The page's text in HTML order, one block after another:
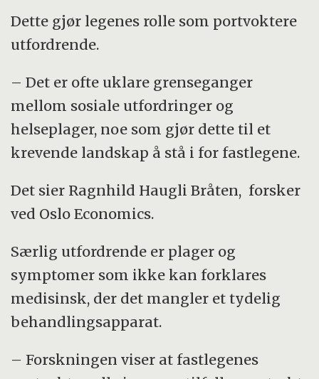
Dette gjør legenes rolle som portvoktere
utfordrende.
– Det er ofte uklare grenseganger
mellom sosiale utfordringer og
helseplager, noe som gjør dette til et
krevende landskap å stå i for fastlegene.
Det sier Ragnhild Haugli Bråten, forsker
ved Oslo Economics.
Særlig utfordrende er plager og
symptomer som ikke kan forklares
medisinsk, der det mangler et tydelig
behandlingsapparat.
– Forskningen viser at fastlegenes